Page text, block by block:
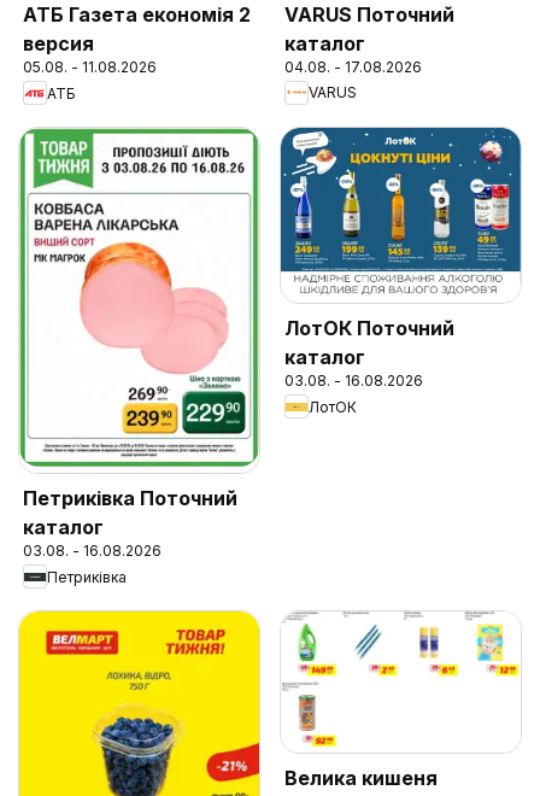
АТБ Газета економія 2
версия
05.08. - 11.08.2026
АТБ
VARUS Поточний
каталог
04.08. - 17.08.2026
VARUS
Петриківка Поточний
каталог
03.08. - 16.08.2026
Петриківка
ЛотОК Поточний
каталог
03.08. - 16.08.2026
ЛотОК
Велика кишеня